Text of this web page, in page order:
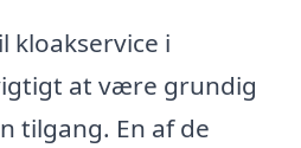
kloakservice i
at være grundig
tilgang. En af de